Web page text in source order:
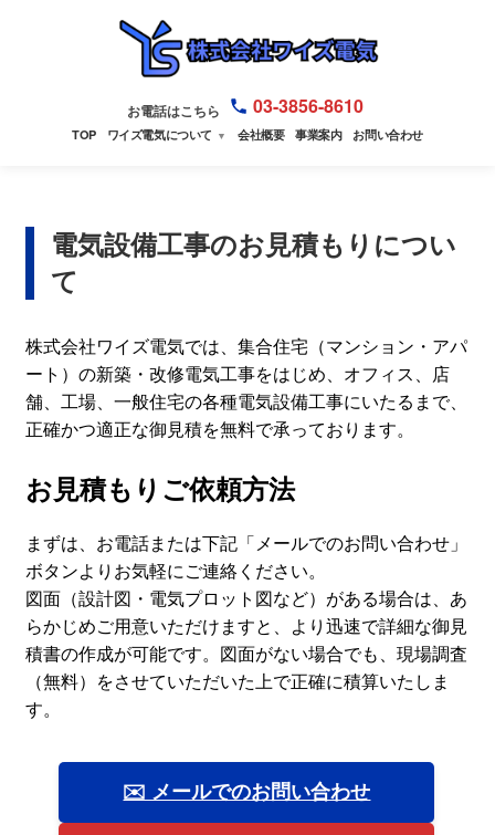
お電話はこちら 03-3856-8610
TOP ワイズ電気について ▼ 会社概要 事業案内 お問い合わせ
電気設備工事のお見積もりについ
て
株式会社ワイズ電気では、集合住宅（マンション・アパ
ート）の新築・改修電気工事をはじめ、オフィス、店
舗、工場、一般住宅の各種電気設備工事にいたるまで、
正確かつ適正な御見積を無料で承っております。
お見積もりご依頼方法
まずは、お電話または下記「メールでのお問い合わせ」
ボタンよりお気軽にご連絡ください。
図面（設計図・電気プロット図など）がある場合は、あ
らかじめご用意いただけますと、より迅速で詳細な御見
積書の作成が可能です。図面がない場合でも、現場調査
（無料）をさせていただいた上で正確に積算いたしま
す。
✉️ メールでのお問い合わせ